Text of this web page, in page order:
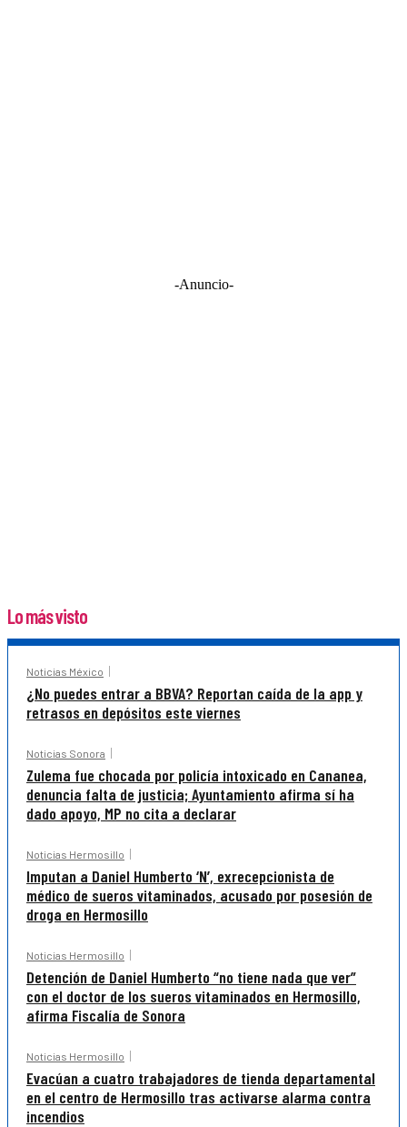
-Anuncio-
Lo más visto
Noticias México
¿No puedes entrar a BBVA? Reportan caída de la app y
retrasos en depósitos este viernes
Noticias Sonora
Zulema fue chocada por policía intoxicado en Cananea,
denuncia falta de justicia; Ayuntamiento afirma sí ha
dado apoyo, MP no cita a declarar
Noticias Hermosillo
Imputan a Daniel Humberto ‘N’, exrecepcionista de
médico de sueros vitaminados, acusado por posesión de
droga en Hermosillo
Noticias Hermosillo
Detención de Daniel Humberto “no tiene nada que ver”
con el doctor de los sueros vitaminados en Hermosillo,
afirma Fiscalía de Sonora
Noticias Hermosillo
Evacúan a cuatro trabajadores de tienda departamental
en el centro de Hermosillo tras activarse alarma contra
incendios